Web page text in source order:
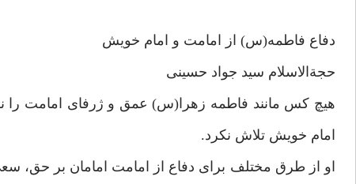
دفاع فاطمه(س) از امامت و امام خويش‏
حجةالاسلام سيد جواد حسينى
هيچ كس مانند فاطمه زهرا(س) عمق و ژرفاى امامت را
امام خويش تلاش نكرد.
او از طرق مختلف براى دفاع از امامت امامان بر حق،